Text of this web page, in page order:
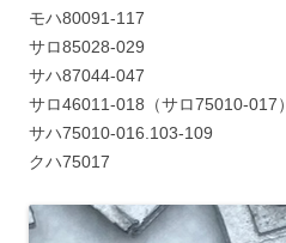
モハ80091-117
サロ85028-029
サハ87044-047
サロ46011-018（サロ75010-017）
サハ75010-016.103-109
クハ75017